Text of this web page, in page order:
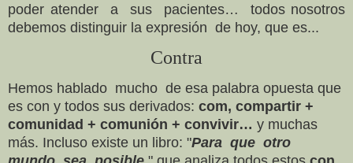
poder atender a sus pacientes… todos nosotros
debemos distinguir la expresión de hoy, que es...
Contra
Hemos hablado mucho de esa palabra opuesta que
es con y todos sus derivados: com, compartir +
comunidad + comunión + convivir… y muchas
más. Incluso existe un libro: "Para que otro